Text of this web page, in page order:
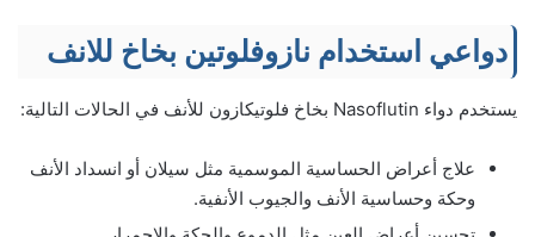
دواعي استخدام نازوفلوتين بخاخ للانف
يستخدم دواء Nasoflutin بخاخ فلوتيكازون للأنف في الحالات التالية:
علاج أعراض الحساسية الموسمية مثل سيلان أو انسداد الأنف
وحكة وحساسية الأنف والجيوب الأنفية.